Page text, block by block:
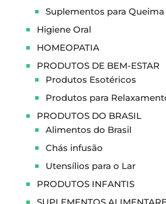
Suplementos para Queima
Higiene Oral
HOMEOPATIA
PRODUTOS DE BEM-ESTAR
Produtos Esotéricos
Produtos para
PRODUTOS DO BRASIL
Alimentos do Brasil
Chás infusão
Utensílios para o Lar
PRODUTOS INFANTIS